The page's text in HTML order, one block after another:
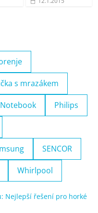
s mrazákem
Notebook Philips
SENCOR
Whirlpool
Nejlepší řešení pro horké